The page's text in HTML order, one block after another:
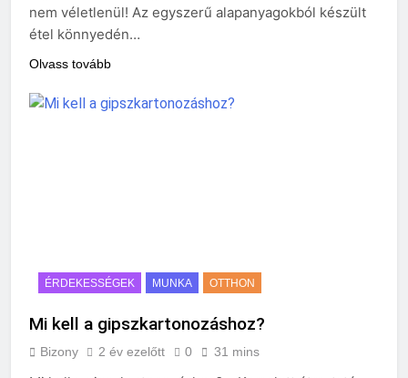
nem véletlenül! Az egyszerű alapanyagokból készült
étel könnyedén…
Olvass tovább
ÉRDEKESSÉGEK MUNKA OTTHON
Mi kell a gipszkartonozáshoz?
Bizony 2 év ezelőtt 0 31 mins